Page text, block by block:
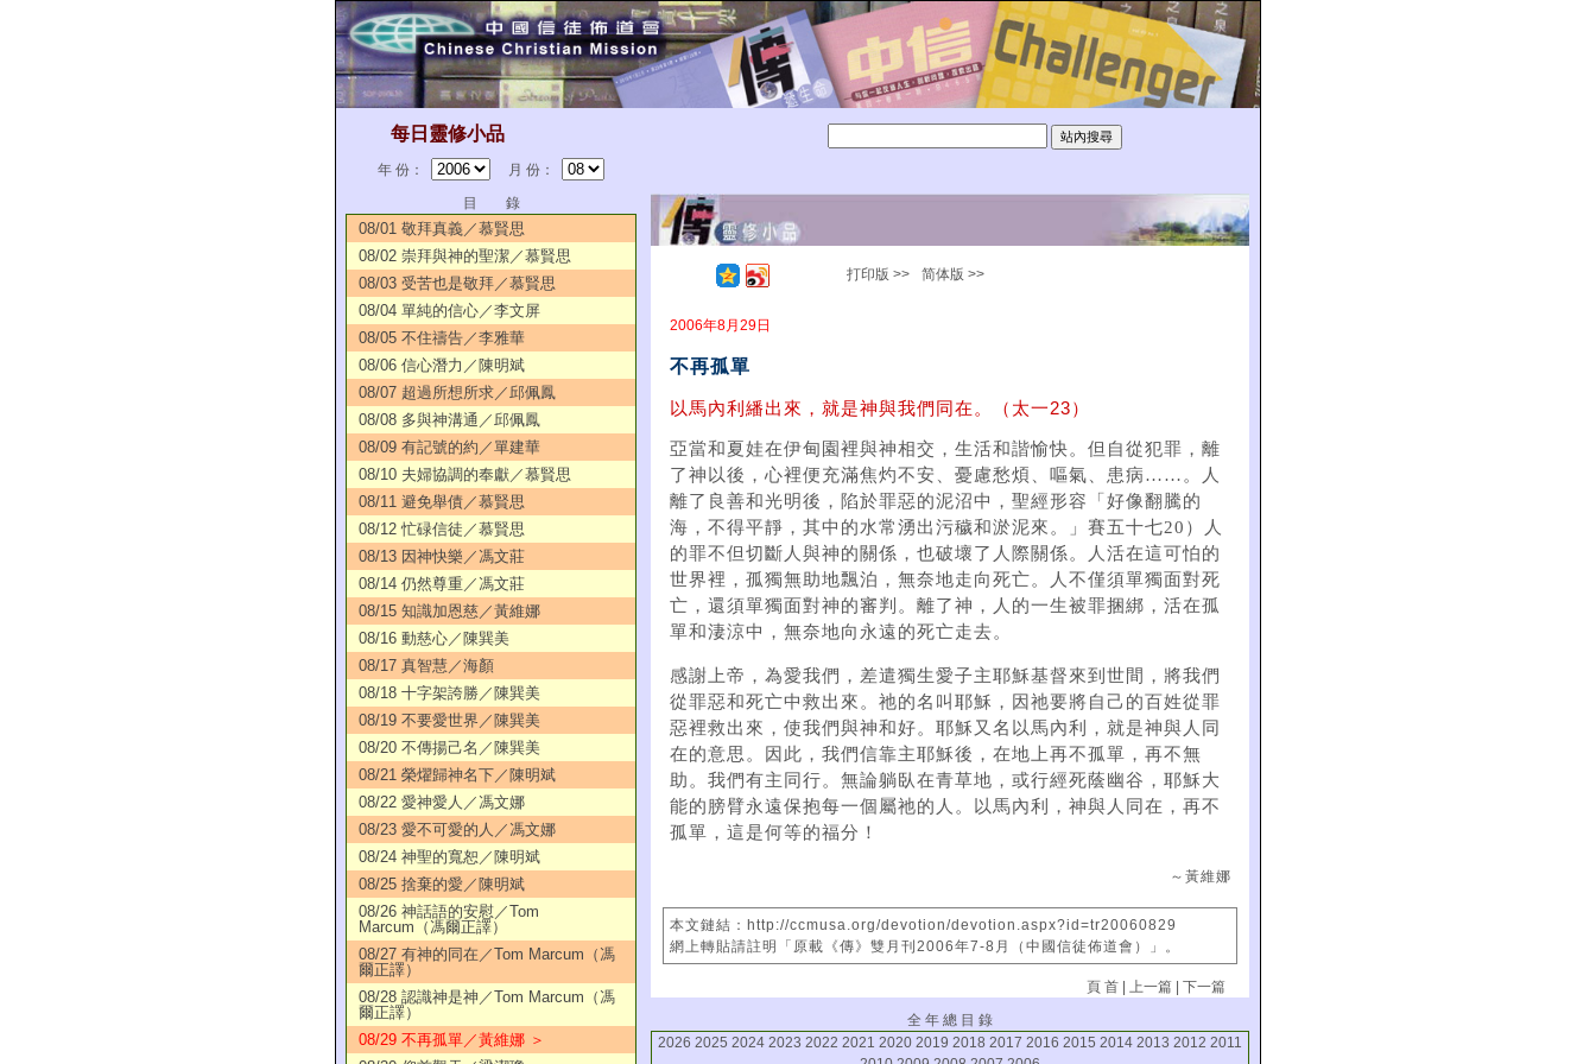
每日靈修小品
年 份：
月 份：
目 錄
08/01 敬拜真義／慕賢思
08/02 崇拜與神的聖潔／慕賢思
08/03 受苦也是敬拜／慕賢思
08/04 單純的信心／李文屏
08/05 不住禱告／李雅華
08/06 信心潛力／陳明斌
08/07 超過所想所求／邱佩鳳
08/08 多與神溝通／邱佩鳳
08/09 有記號的約／單建華
08/10 夫婦協調的奉獻／慕賢思
08/11 避免舉債／慕賢思
08/12 忙碌信徒／慕賢思
08/13 因神快樂／馮文莊
08/14 仍然尊重／馮文莊
08/15 知識加恩慈／黃維娜
08/16 動慈心／陳巽美
08/17 真智慧／海顏
08/18 十字架誇勝／陳巽美
08/19 不要愛世界／陳巽美
08/20 不傳揚己名／陳巽美
08/21 榮燿歸神名下／陳明斌
08/22 愛神愛人／馮文娜
08/23 愛不可愛的人／馮文娜
08/24 神聖的寬恕／陳明斌
08/25 捨棄的愛／陳明斌
08/26 神話語的安慰／Tom
Marcum（馮爾正譯）
08/27 有神的同在／Tom Marcum（馮
爾正譯）
08/28 認識神是神／Tom Marcum（馮
爾正譯）
08/29 不再孤單／黃維娜 ＞
打印版 >> 简体版 >>
2006年8月29日
不再孤單
以馬內利繙出來，就是神與我們同在。（太一23）
亞當和夏娃在伊甸園裡與神相交，生活和諧愉快。但自從犯罪，離
了神以後，心裡便充滿焦灼不安、憂慮愁煩、嘔氣、患病……。人
離了良善和光明後，陷於罪惡的泥沼中，聖經形容「好像翻騰的
海，不得平靜，其中的水常湧出污穢和淤泥來。」賽五十七20）人
的罪不但切斷人與神的關係，也破壞了人際關係。人活在這可怕的
世界裡，孤獨無助地飄泊，無奈地走向死亡。人不僅須單獨面對死
亡，還須單獨面對神的審判。離了神，人的一生被罪捆綁，活在孤
單和淒涼中，無奈地向永遠的死亡走去。
感謝上帝，為愛我們，差遣獨生愛子主耶穌基督來到世間，將我們
從罪惡和死亡中救出來。祂的名叫耶穌，因祂要將自己的百姓從罪
惡裡救出來，使我們與神和好。耶穌又名以馬內利，就是神與人同
在的意思。因此，我們信靠主耶穌後，在地上再不孤單，再不無
助。我們有主同行。無論躺臥在青草地，或行經死蔭幽谷，耶穌大
能的膀臂永遠保抱每一個屬祂的人。以馬內利，神與人同在，再不
孤單，這是何等的福分！
～黃維娜
本文鏈結：http://ccmusa.org/devotion/devotion.aspx?id=tr20060829
網上轉貼請註明「原載《傳》雙月刊2006年7-8月（中國信徒佈道會）」。
頁 首 | 上一篇 |下一篇
全 年 總 目 錄
2026 2025 2024 2023 2022 2021 2020 2019 2018 2017 2016 2015 2014 2013 2012 2011